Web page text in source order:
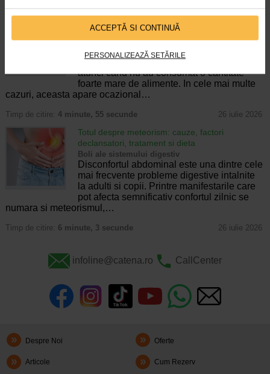
ACCEPTĂ SI CONTINUĂ
PERSONALIZEAZĂ SETĂRILE
Senzatia de prea plin: cand indica o afectiune si
cum o tratati
Boli ale sistemului digestiv
Multi oameni au experimentat macar o data
dupa masa o senzatie de prea plin, chiar si
atunci cand nu au consumat o cantitate
foarte mare de alimente. In cele mai multe
cazuri, aceasta apare ocazional…
Timp de citire: 4 minute, 55 secunde 26 iulie 2026
Totul despre meteorism: cauze, factori
declansatori, tratament si dieta
Boli ale sistemului digestiv
Disconfortul abdominal este una dintre cele
mai frecvente probleme digestive intalnite
la adulti si copii. Printre manifestarile care
pot afecta semnificativ confortul zilnic se
numara si meteorismul,…
Timp de citire: 6 minute, 3 secunde 26 iulie 2026
infoline@catena.ro CallCenter
Despre Noi Oferte
Articole Cum Rezerv